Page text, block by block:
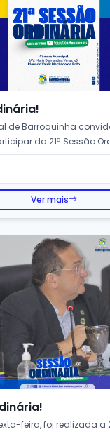
de Barroquinha
da 21ª Sessão
Ver mais
feira, foi realizada a